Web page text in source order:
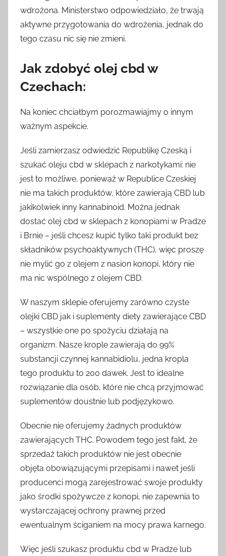
wdrożona. Ministerstwo odpowiedziało, że trwają
aktywne przygotowania do wdrożenia, jednak do
tego czasu nic się nie zmieni.
Jak zdobyć olej cbd w
Czechach:
Na koniec chciałbym porozmawiajmy o innym
ważnym aspekcie.
Jeśli zamierzasz odwiedzić Republikę Czeską i
szukać oleju cbd w sklepach z narkotykami: nie
jest to możliwe, ponieważ w Republice Czeskiej
nie ma takich produktów, które zawierają CBD lub
jakikolwiek inny kannabinoid. Można jednak
dostać olej cbd w sklepach z konopiami w Pradze
i Brnie – jeśli chcesz kupić tylko taki produkt bez
składników psychoaktywnych (THC), więc proszę
nie mylić go z olejem z nasion konopi, który nie
ma nic wspólnego z olejem CBD.
W naszym sklepie oferujemy zarówno czyste
olejki CBD jak i suplementy diety zawierające CBD
– wszystkie one po spożyciu działają na
organizm. Nasze krople zawierają do 99%
substancji czynnej kannabidiolu, jedna kropla
tego produktu to 200 dawek. Jest to idealne
rozwiązanie dla osób, które nie chcą przyjmować
suplementów doustnie lub podjęzykowo.
Obecnie nie oferujemy żadnych produktów
zawierających THC. Powodem tego jest fakt, że
sprzedaż takich produktów nie jest obecnie
objęta obowiązującymi przepisami i nawet jeśli
producenci mogą zarejestrować swoje produkty
jako środki spożywcze z konopi, nie zapewnia to
wystarczającej ochrony prawnej przed
ewentualnym ściganiem na mocy prawa karnego.
Więc jeśli szukasz produktu cbd w Pradze lub